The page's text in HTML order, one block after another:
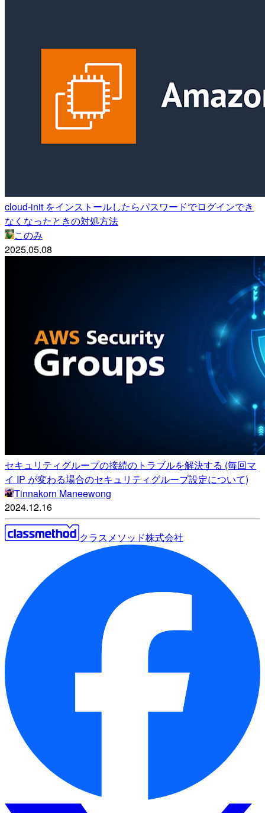
cloud-init をインストールしたらパスワードでログインでき
なくなったときの対処方法
このみ
2025.05.08
セキュリティグループの接続のトラブルを解決する (毎回マ
イ IP が変わる場合のセキュリティグループ設定について)
Tinnakorn Maneewong
2024.12.16
クラスメソッド株式会社